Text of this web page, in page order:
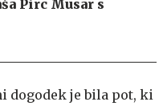
Pirc Musar s
dogodek je bila pot, ki